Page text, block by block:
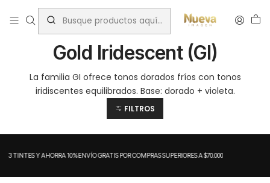
Inicio Tintes por Marca ShadesEQ Gold Iridescent (GI)
Gold Iridescent (GI)
La familia GI ofrece tonos dorados fríos con tonos
iridiscentes equilibrados. Base: dorado + violeta.
FILTROS
3 TINTES Y AHORRA 10%ENVÍO GRATIS POR COMPRAS SUPERIORES A $70.000